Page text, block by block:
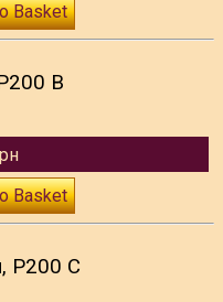
Basket
B
Basket
P200 C